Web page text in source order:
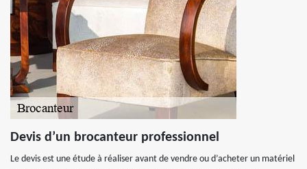
Devis d’un brocanteur professionnel
Le devis est une étude à réaliser avant de vendre ou d’acheter un matériel